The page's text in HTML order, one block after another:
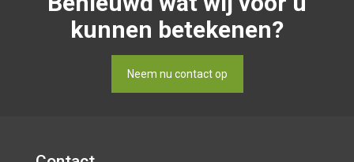
kunnen betekenen?
Neem nu contact op